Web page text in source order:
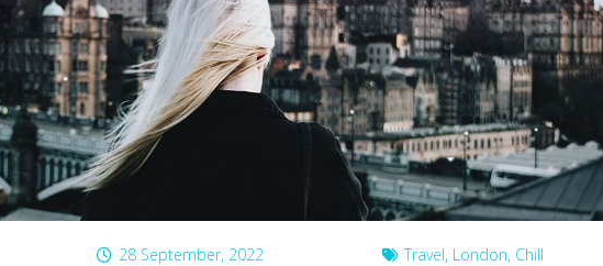
28 September, 2022 Travel, London, Chill